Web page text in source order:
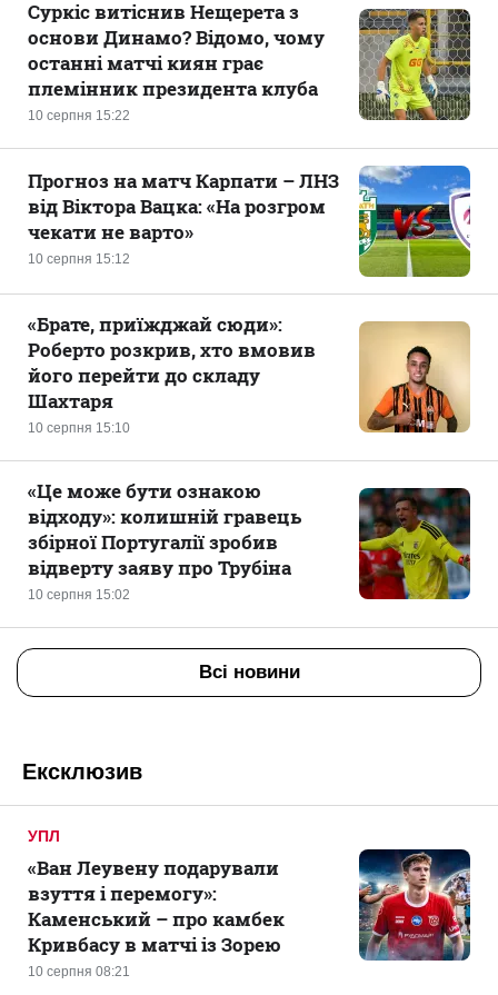
10 серпня 15:22
Суркіс витіснив Нещерета з
основи Динамо? Відомо, чому
останні матчі киян грає
племінник президента клуба
10 серпня 15:12
Прогноз на матч Карпати – ЛНЗ
від Віктора Вацка: «На розгром
чекати не варто»
10 серпня 15:10
«Брате, приїжджай сюди»:
Роберто розкрив, хто вмовив
його перейти до складу
Шахтаря
10 серпня 15:02
«Це може бути ознакою
відходу»: колишній гравець
збірної Португалії зробив
відверту заяву про Трубіна
Всі новини
Ексклюзив
УПЛ
10 серпня 08:21
«Ван Леувену подарували
взуття і перемогу»:
Каменський – про камбек
Кривбасу в матчі із Зорею